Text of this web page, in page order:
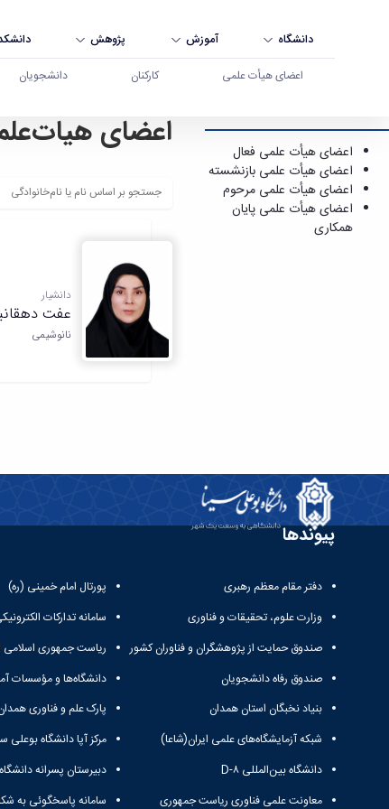
دانشگاه آموزش پژوهش
اعضای هیأت علمی کارکنان دانشجویان
اعضای هیأت علمی - دانشگاه بوعلی سینا همدان
اعضای هیأت علمی فعال
اعضای هیأت علمی بازنشسته
اعضای هیأت علمی مرحوم
اعضای هیأت علمی پایان
همکاری
اعضای
دانشیار
عفت
نانوشیمی
پیوندها
دفتر مقام معظم رهبری
وزارت علوم، تحقیقات و فناوری
صندوق حمایت از پژوهشگران و فناوران کشور
صندوق رفاه دانشجویان
بنیاد نخبگان استان همدان
شبکه آزمایشگاه‌های علمی ایران(شاعا)
دانشگاه بین‌المللی D-۸
معاونت علمی فناوری ریاست جمهوری
پورتال امام خمینی (ره)
سامانه تدارکات
ریاست جمهوری اسلامی
دانشگاه‌ها و مؤسسات
پارک علم و فناوری
مرکز آپا دانشگاه بوعلی
دبیرستان پسرانه
سامانه پاسخگوئی به